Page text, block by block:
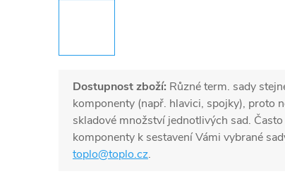
Dostupnost zboží: Různé term. sady
komponenty (např. hlavici, spojky), proto
skladové množství jednotlivých sad.
komponenty k sestavení Vámi vybrané
toplo@toplo.cz.